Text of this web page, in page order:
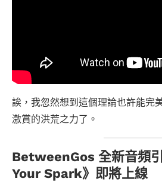
誒，我忽然想到這個理論也許能完
激賞的洪荒之力了。
BetweenGos 全新音頻
Your Spark》即將上線